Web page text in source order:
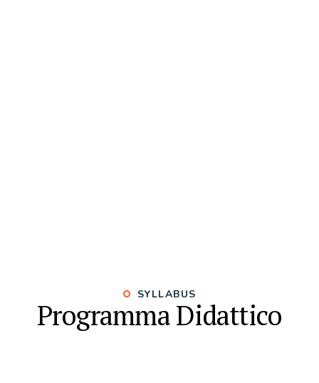
SYLLABUS
Programma Didattico